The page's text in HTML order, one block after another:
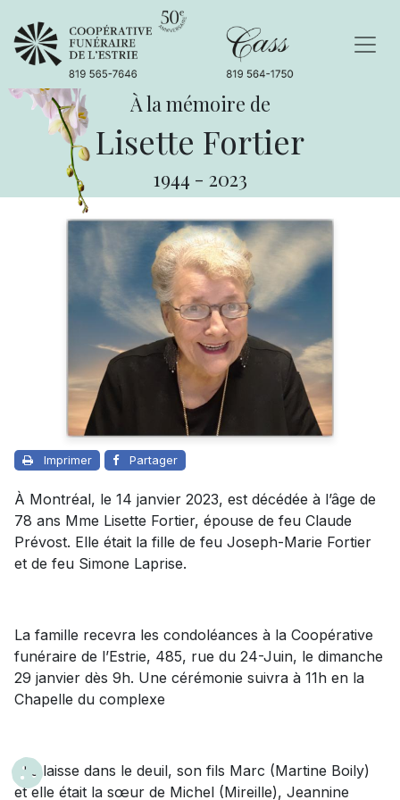
À la mémoire de
Lisette Fortier
1944 - 2023
Imprimer Partager
À Montréal, le 14 janvier 2023, est décédée à l’âge de
78 ans Mme Lisette Fortier, épouse de feu Claude
Prévost. Elle était la fille de feu Joseph-Marie Fortier
et de feu Simone Laprise.
La famille recevra les condoléances à la Coopérative
funéraire de l’Estrie, 485, rue du 24-Juin, le dimanche
29 janvier dès 9h. Une cérémonie suivra à 11h en la
Chapelle du complexe
Elle laisse dans le deuil, son fils Marc (Martine Boily)
et elle était la sœur de Michel (Mireille), Jeannine